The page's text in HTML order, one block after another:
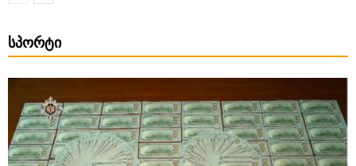
ᲡᲞᲝᲠᲢᲘ